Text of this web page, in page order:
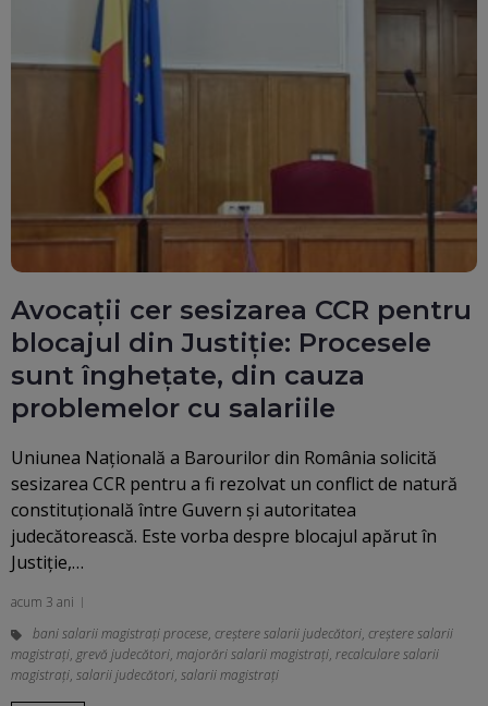
Avocații cer sesizarea CCR pentru
blocajul din Justiție: Procesele
sunt înghețate, din cauza
problemelor cu salariile
Uniunea Naţională a Barourilor din România solicită
sesizarea CCR pentru a fi rezolvat un conflict de natură
constituţională între Guvern şi autoritatea
judecătorească. Este vorba despre blocajul apărut în
Justiţie,…
acum 3 ani
bani salarii magistrați procese, creştere salarii judecători, creștere salarii
magistrați, grevă judecători, majorări salarii magistrați, recalculare salarii
magistraţi, salarii judecători, salarii magistrați